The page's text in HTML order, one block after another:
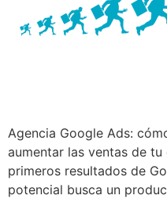
Agencia Google Ads:
aumentar las ventas de
primeros resultados de
potencial busca un